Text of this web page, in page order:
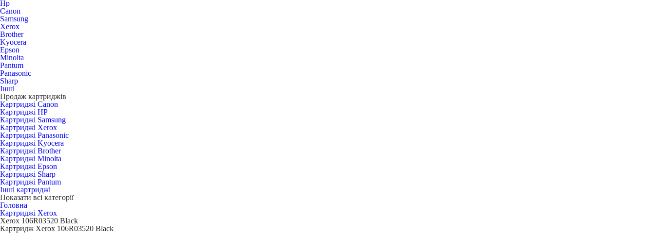
Hp
Canon
Samsung
Xerox
Brother
Kyocera
Epson
Minolta
Pantum
Panasonic
Sharp
Інші
Продаж картриджів
Картриджі Canon
Картриджі HP
Картриджі Samsung
Картриджі Xerox
Картриджі Panasonic
Картриджі Kyocera
Картриджі Brother
Картриджі Minolta
Картриджі Epson
Картриджі Sharp
Картриджі Pantum
Інші картриджі
Показати всі категорії
Головна
Картриджі Xerox
Xerox 106R03520 Black
Картридж Xerox 106R03520 Black